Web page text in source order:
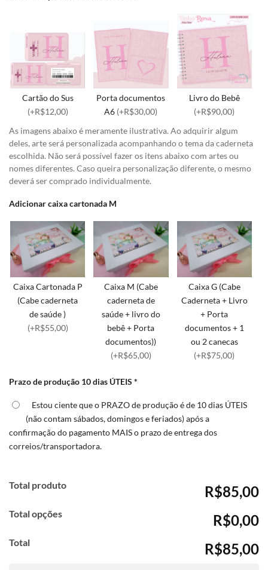
Cartão do Sus
(+R$12,00)
Porta documentos
A6 (+R$30,00)
Livro do Bebê
(+R$90,00)
As imagens abaixo é meramente ilustrativa. Ao adquirir algum
deles, arte será personalizada acompanhando o tema da caderneta
escolhida. Não será possível fazer os itens abaixo com artes ou
nomes diferentes. Caso queira personalização diferente, o mesmo
deverá ser comprado individualmente.
Adicionar caixa cartonada M
Caixa Cartonada P
(Cabe caderneta
de saúde )
(+R$55,00)
Caixa M (Cabe
caderneta de
saúde + livro do
bebê + Porta
documentos))
(+R$65,00)
Caixa G (Cabe
Caderneta + Livro
+ Porta
documentos + 1
ou 2 canecas
(+R$75,00)
Prazo de produção 10 dias ÚTEIS *
Estou ciente que o PRAZO de produção é de 10 dias ÚTEIS
(não contam sábados, domingos e feriados) após a
confirmação do pagamento MAIS o prazo de entrega dos
correios/transportadora.
Total produto R$85,00
Total opções R$0,00
Total R$85,00